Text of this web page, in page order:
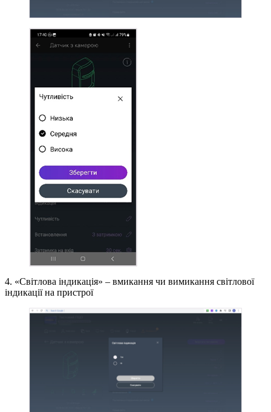
4. «Світлова індикація» – вмикання чи вимикання світлової
індикації на пристрої